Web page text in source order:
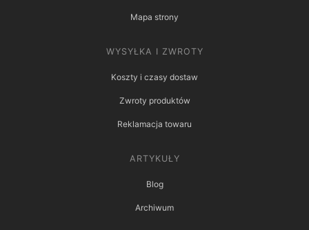
Mapa strony
WYSYŁKA I ZWROTY
Koszty i czasy dostaw
Zwroty produktów
Reklamacja towaru
ARTYKUŁY
Blog
Archiwum